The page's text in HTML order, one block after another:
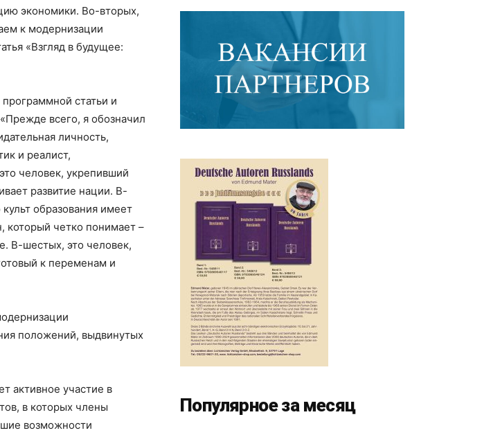
экономики. Во-вторых,
к модернизации
«Взгляд в будущее:
статьи и
всего, я обозначил
личность,
и реалист,
человек, укрепивший
развитие нации. В-
образования имеет
который четко понимает –
В-шестых, это человек,
к переменам и
положений, выдвинутых
активное участие в
в которых члены
возможности
Популярное за месяц